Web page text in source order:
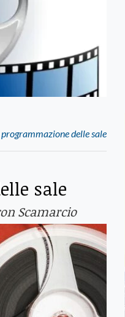
delle sale
sale
Scamarcio